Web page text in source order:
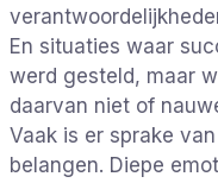
En situaties waar
werd gesteld, maar
daarvan niet of
Vaak is er sprake
belangen. Diepe